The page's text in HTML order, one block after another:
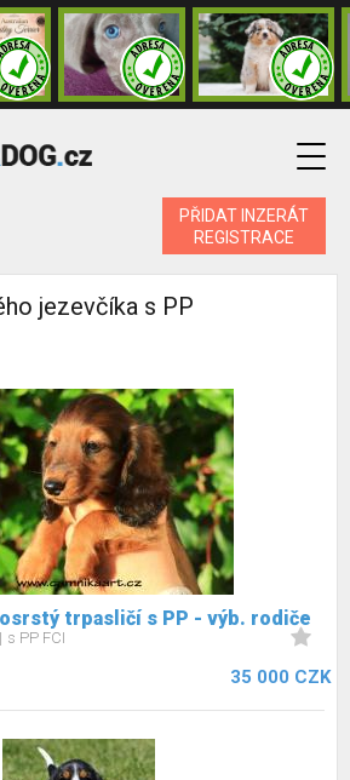
PŘIDAT INZERÁT
REGISTRACE
jezevčíka s PP
trpasličí s PP - výb. rodiče
s PP FCI
35 000 CZK